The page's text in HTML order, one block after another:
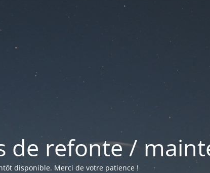
de refonte /
disponible. Merci de votre patience !